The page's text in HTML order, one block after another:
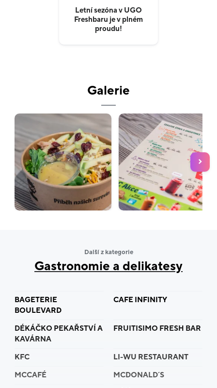
Letní sezóna v UGO
Freshbaru je v plném
proudu!
Galerie
Další z kategorie
Gastronomie a delikatesy
BAGETERIE
BOULEVARD
CAFE INFINITY
DÉKÁČKO PEKAŘSTVÍ A
KAVÁRNA
FRUITISIMO FRESH BAR
KFC
LI-WU RESTAURANT
MCCAFÉ
MCDONALD´S